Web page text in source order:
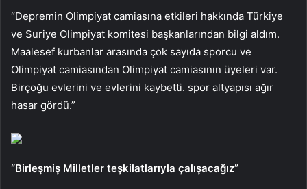
“Depremin Olimpiyat camiasına etkileri hakkında Türkiye
ve Suriye Olimpiyat komitesi başkanlarından bilgi aldım.
Maalesef kurbanlar arasında çok sayıda sporcu ve
Olimpiyat camiasından Olimpiyat camiasının üyeleri var.
Birçoğu evlerini ve evlerini kaybetti. spor altyapısı ağır
hasar gördü.”
“Birleşmiş Milletler teşkilatlarıyla çalışacağız”